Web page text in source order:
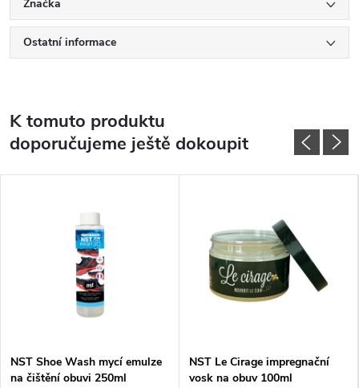
Značka
Ostatní informace
K tomuto produktu
doporučujeme ještě dokoupit
NST Shoe Wash mycí emulze
na čištění obuvi 250ml
NST Le Cirage impregnační
vosk na obuv 100ml